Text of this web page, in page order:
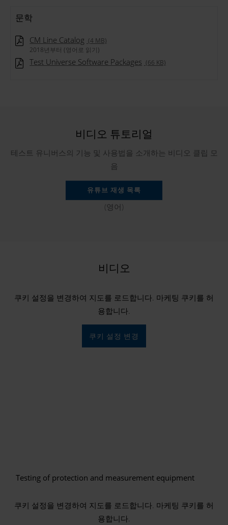
문학
CM Line Catalog (4 MB)
2018년부터 (영어로 읽기)
Test Universe Software Packages (66 KB)
비디오 튜토리얼
테스트 유니버스의 기능 및 사용법을 소개하는 비디오 클립 모
음
유튜브 재생 목록
(영어)
비디오
쿠키 설정을 변경하여 지도를 로드합니다. 마케팅 쿠키를 허
용합니다.
쿠키 설정 변경
Testing of protection and measurement equipment
쿠키 설정을 변경하여 지도를 로드합니다. 마케팅 쿠키를 허
용합니다.